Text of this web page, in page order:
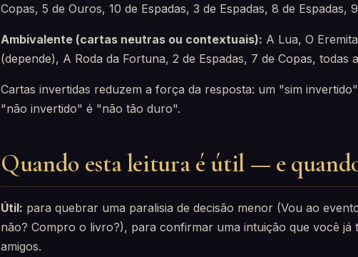
Copas, 5 de Ouros, 10 de Espadas, 3 de Espadas, 8 de Espadas,
Ambivalente (cartas neutras ou contextuais): A Lua, O
(depende), A Roda da Fortuna, 2 de Espadas, 7 de Copas, todas
Cartas invertidas reduzem a força da resposta: um "sim
"não invertido" é "não tão duro".
Quando esta leitura é útil — e
Útil: para quebrar uma paralisia de decisão menor (Vou ao
não? Compro o livro?), para confirmar uma intuição que você
amigos.